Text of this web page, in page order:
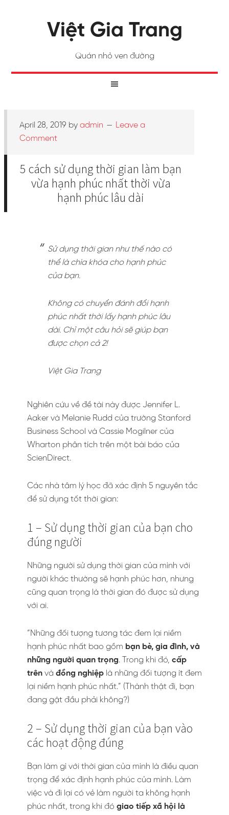
Việt Gia Trang
Quán nhỏ ven đường
April 28, 2019 by admin
Leave a
Comment
5 cách sử dụng thời gian làm bạn
vừa hạnh phúc nhất thời vừa
hạnh phúc lâu dài
Sử dụng thời gian như thế nào có
thể là chìa khóa cho hạnh phúc
của bạn.
Không có chuyển đánh đổi hạnh
phúc nhất thời lấy hạnh phúc lâu
dài. Chỉ một câu hỏi sẽ giúp bạn
được chọn cả 2!
Việt Gia Trang
Nghiên cứu về đề tài này được Jennifer L.
Aaker và Melanie Rudd của trường Stanford
Business School và Cassie Mogilner của
Wharton phân tích trên một bài báo của
ScienDirect.
Các nhà tâm lý học đã xác định 5 nguyên tắc
để sử dụng tốt thời gian:
1 – Sử dụng thời gian của bạn cho
đúng người
Những người sử dụng thời gian của mình với
người khác thường sẽ hạnh phúc hơn, nhưng
cũng quan trọng là thời gian đó được sử dụng
với ai.
“Những đối tượng tương tác đem lại niềm
hạnh phúc nhất bao gồm bạn bè, gia đình, và
những người quan trọng. Trong khi đó, cấp
trên và đồng nghiệp là những đối tượng ít đem
lại niềm hạnh phúc nhất.” (Thành thật đi, bạn
đang gật đầu phải không?)
2 – Sử dụng thời gian của bạn vào
các hoạt động đúng
Bạn làm gì với thời gian của mình là điều quan
trọng để xác định hạnh phúc của mình. Làm
việc và đi lại có vẻ làm người ta không hạnh
phúc nhất, trong khi đó giao tiếp xã hội là